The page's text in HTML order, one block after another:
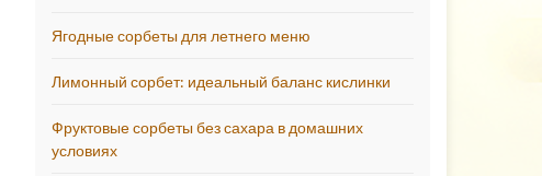
Ягодные сорбеты для летнего меню
Лимонный сорбет: идеальный баланс кислинки
Фруктовые сорбеты без сахара в домашних
условиях